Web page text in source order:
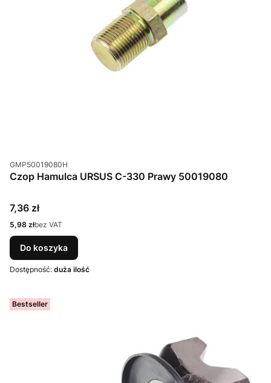
Kod produktu
GMP50019080H
Czop Hamulca URSUS C-330 Prawy 50019080
Cena
7,36 zł
Cena
5,98 złbez VAT
Do koszyka
Dostępność: duża ilość
Bestseller